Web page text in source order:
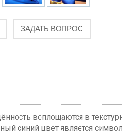
ЗАДАТЬ ВОПРОС
воплощаются в
синий цвет является